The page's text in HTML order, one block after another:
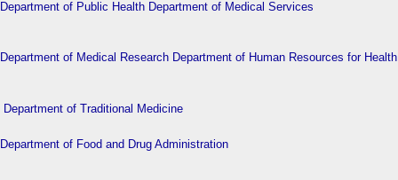
Department of Public Health Department of Medical Services
Department of Medical Research Department of Human Resources for Health
Department of Traditional Medicine
Department of Food and Drug Administration